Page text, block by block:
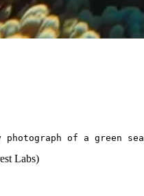
photograph of a
Labs)